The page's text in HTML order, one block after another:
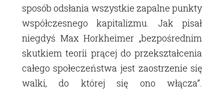
sposób odsłania wszystkie zapalne punkty
współczesnego kapitalizmu. Jak pisał
niegdyś Max Horkheimer „bezpośrednim
skutkiem teorii prącej do przekształcenia
całego społeczeństwa jest zaostrzenie się
walki, do której się ono włącza”.